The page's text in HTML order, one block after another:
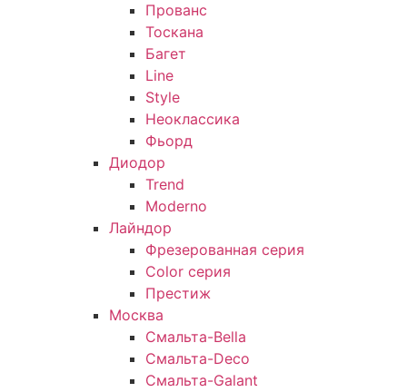
Прованc
Тоскана
Багет
Line
Style
Неоклассика
Фьорд
Диодор
Trend
Moderno
Лайндор
Фрезерованная серия
Color серия
Престиж
Москва
Смальта-Bella
Смальта-Deco
Смальта-Galant